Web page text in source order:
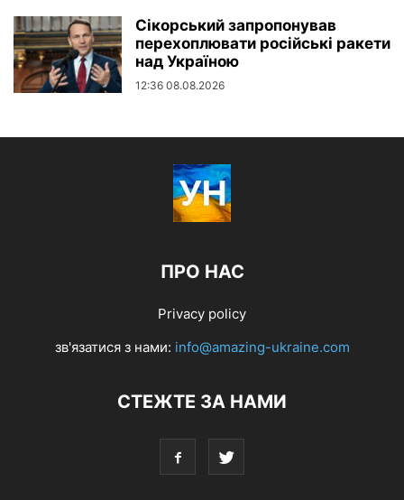
Сікорський запропонував
перехоплювати російські ракети
над Україною
12:36 08.08.2026
ПРО НАС
Privacy policy
зв'язатися з нами: info@amazing-ukraine.com
СТЕЖТЕ ЗА НАМИ